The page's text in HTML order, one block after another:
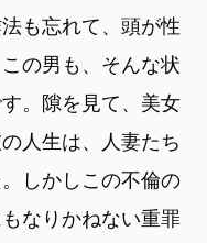
も忘れて、頭が性
の男も、そんな状
。隙を見て、美女
人生は、人妻たち
しかしこの不倫の
なりかねない重罪